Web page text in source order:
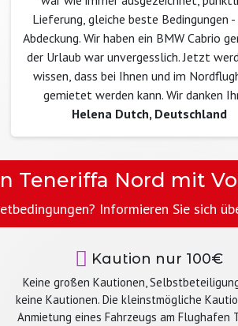
Lieferung, gleiche beste Bedingungen
Abdeckung. Wir haben ein BMW Cabrio
der Urlaub war unvergesslich. Jetzt
wissen, dass bei Ihnen und im
gemietet werden kann. Wir danken
Helena Dutch, Deutschland
Teneriffa Nord mit
Informieren Sie sich
Kaution nur 100€
Keine großen Kautionen,
keine Kautionen. Die kleinstmögliche
Anmietung eines Fahrzeugs am Flughafen